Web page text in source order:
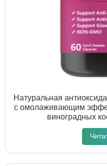
Натуральная
с омолаживающим
виноградных